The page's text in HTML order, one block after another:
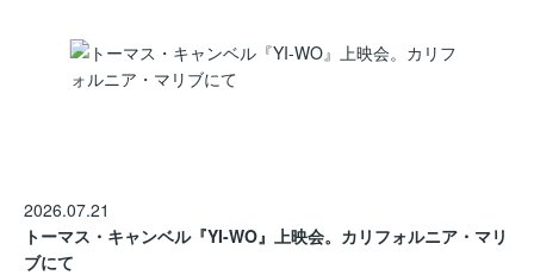
2026.07.21
トーマス・キャンベル『YI-WO』上映会。カリフォルニア・マリ
ブにて